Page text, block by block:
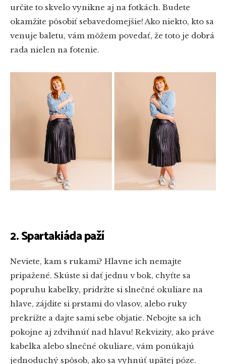
určite to skvelo vynikne aj na fotkách. Budete
okamžite pôsobiť sebavedomejšie! Ako niekto, kto sa
venuje baletu, vám môžem povedať, že toto je dobrá
rada nielen na fotenie.
2. Spartakiáda paží
Neviete, kam s rukami? Hlavne ich nemajte
pripažené. Skúste si dať jednu v bok, chyťte sa
popruhu kabelky, pridržte si slnečné okuliare na
hlave, zájdite si prstami do vlasov, alebo ruky
prekrížte a dajte sami sebe objatie. Nebojte sa ich
pokojne aj zdvihnúť nad hlavu! Rekvizity, ako práve
kabelka alebo slnečné okuliare, vám ponúkajú
jednoduchý spôsob, ako sa vyhnúť upätej póze.